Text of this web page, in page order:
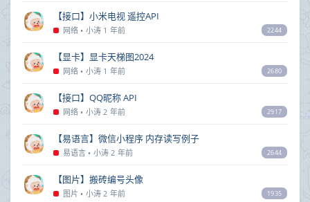
【接口】小米电视 遥控API
网络 • 小涛 1 年前 2244
【显卡】显卡天梯图2024
网络 • 小涛 1 年前 2680
【接口】QQ昵称 API
网络 • 小涛 2 年前 2917
【易语言】微信小程序 内存读写例子
易语言 • 小涛 2 年前 2644
【图片】搬砖编号头像
图片 • 小涛 2 年前 1935